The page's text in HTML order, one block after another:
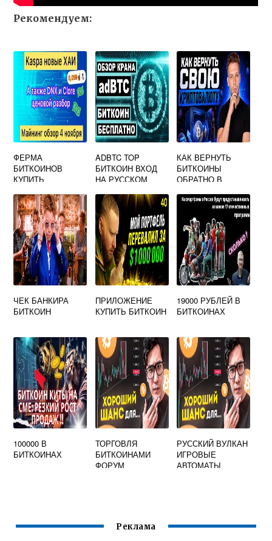
Рекомендуем:
ФЕРМА
БИТКОИНОВ
КУПИТЬ
ADBTC TOP
БИТКОИН ВХОД
НА РУССКОМ
КАК ВЕРНУТЬ
БИТКОИНЫ
ОБРАТНО В
БИНАНС
ЧЕК БАНКИРА
БИТКОИН
ПРИЛОЖЕНИЕ
КУПИТЬ БИТКОИН
19000 РУБЛЕЙ В
БИТКОИНАХ
100000 В
БИТКОИНАХ
ТОРГОВЛЯ
БИТКОИНАМИ
ФОРУМ
РУССКИЙ ВУЛКАН
ИГРОВЫЕ
АВТОМАТЫ
Реклама